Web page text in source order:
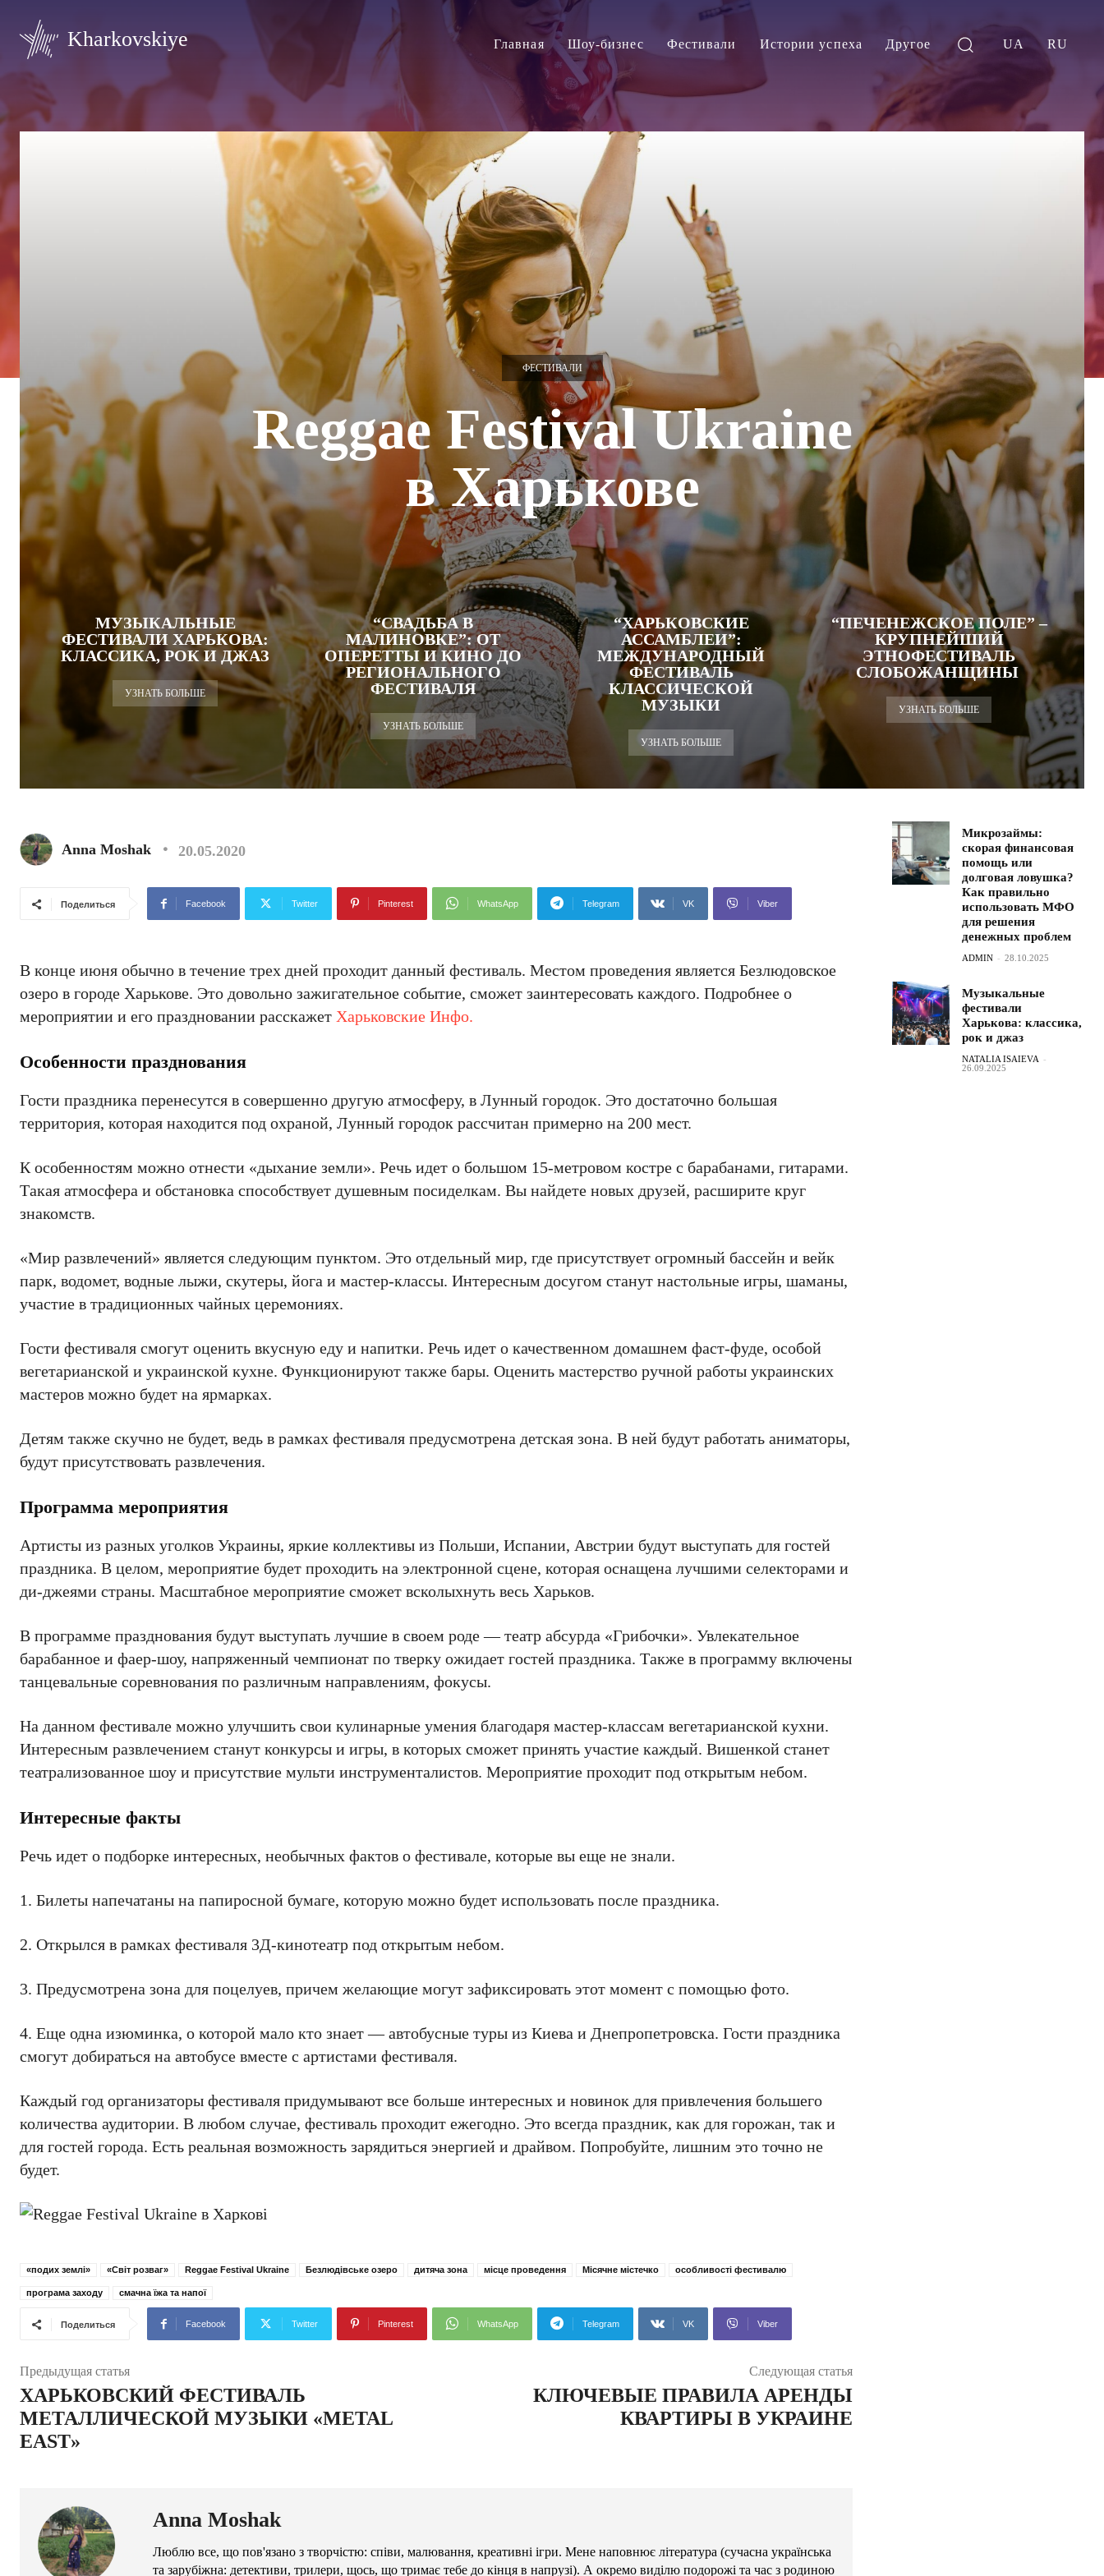
Kharkovskiye Главная Шоу-бизнес Фестивали Истории успеха Другое UA RU
ФЕСТИВАЛИ
Reggae Festival Ukraine
в Харькове
МУЗЫКАЛЬНЫЕ
ФЕСТИВАЛИ ХАРЬКОВА:
КЛАССИКА, РОК И ДЖАЗ
УЗНАТЬ БОЛЬШЕ
“СВАДЬБА В
МАЛИНОВКЕ”: ОТ
ОПЕРЕТТЫ И КИНО ДО
РЕГИОНАЛЬНОГО
ФЕСТИВАЛЯ
УЗНАТЬ БОЛЬШЕ
“ХАРЬКОВСКИЕ
АССАМБЛЕИ”:
МЕЖДУНАРОДНЫЙ
ФЕСТИВАЛЬ
КЛАССИЧЕСКОЙ
МУЗЫКИ
УЗНАТЬ БОЛЬШЕ
“ПЕЧЕНЕЖСКОЕ ПОЛЕ” –
КРУПНЕЙШИЙ
ЭТНОФЕСТИВАЛЬ
СЛОБОЖАНЩИНЫ
УЗНАТЬ БОЛЬШЕ
Anna Moshak 20.05.2020
Поделиться Facebook Twitter Pinterest WhatsApp Telegram VK Viber
В конце июня обычно в течение трех дней проходит данный фестиваль. Местом проведения является Безлюдовское
озеро в городе Харькове. Это довольно зажигательное событие, сможет заинтересовать каждого. Подробнее о
мероприятии и его праздновании расскажет Харьковские Инфо.
Особенности празднования
Гости праздника перенесутся в совершенно другую атмосферу, в Лунный городок. Это достаточно большая
территория, которая находится под охраной, Лунный городок рассчитан примерно на 200 мест.
К особенностям можно отнести «дыхание земли». Речь идет о большом 15-метровом костре с барабанами, гитарами.
Такая атмосфера и обстановка способствует душевным посиделкам. Вы найдете новых друзей, расширите круг
знакомств.
«Мир развлечений» является следующим пунктом. Это отдельный мир, где присутствует огромный бассейн и вейк
парк, водомет, водные лыжи, скутеры, йога и мастер-классы. Интересным досугом станут настольные игры, шаманы,
участие в традиционных чайных церемониях.
Гости фестиваля смогут оценить вкусную еду и напитки. Речь идет о качественном домашнем фаст-фуде, особой
вегетарианской и украинской кухне. Функционируют также бары. Оценить мастерство ручной работы украинских
мастеров можно будет на ярмарках.
Детям также скучно не будет, ведь в рамках фестиваля предусмотрена детская зона. В ней будут работать аниматоры,
будут присутствовать развлечения.
Программа мероприятия
Артисты из разных уголков Украины, яркие коллективы из Польши, Испании, Австрии будут выступать для гостей
праздника. В целом, мероприятие будет проходить на электронной сцене, которая оснащена лучшими селекторами и
ди-джеями страны. Масштабное мероприятие сможет всколыхнуть весь Харьков.
В программе празднования будут выступать лучшие в своем роде — театр абсурда «Грибочки». Увлекательное
барабанное и фаер-шоу, напряженный чемпионат по тверку ожидает гостей праздника. Также в программу включены
танцевальные соревнования по различным направлениям, фокусы.
На данном фестивале можно улучшить свои кулинарные умения благодаря мастер-классам вегетарианской кухни.
Интересным развлечением станут конкурсы и игры, в которых сможет принять участие каждый. Вишенкой станет
театрализованное шоу и присутствие мульти инструменталистов. Мероприятие проходит под открытым небом.
Интересные факты
Речь идет о подборке интересных, необычных фактов о фестивале, которые вы еще не знали.
1. Билеты напечатаны на папиросной бумаге, которую можно будет использовать после праздника.
2. Открылся в рамках фестиваля 3Д-кинотеатр под открытым небом.
3. Предусмотрена зона для поцелуев, причем желающие могут зафиксировать этот момент с помощью фото.
4. Еще одна изюминка, о которой мало кто знает — автобусные туры из Киева и Днепропетровска. Гости праздника
смогут добираться на автобусе вместе с артистами фестиваля.
Каждый год организаторы фестиваля придумывают все больше интересных и новинок для привлечения большего
количества аудитории. В любом случае, фестиваль проходит ежегодно. Это всегда праздник, как для горожан, так и
для гостей города. Есть реальная возможность зарядиться энергией и драйвом. Попробуйте, лишним это точно не
будет.
«подих землі» «Світ розваг» Reggae Festival Ukraine Безлюдівське озеро дитяча зона місце проведення Місячне містечко особливості фестивалю
програма заходу смачна їжа та напої
Поделиться Facebook Twitter Pinterest WhatsApp Telegram VK Viber
Предыдущая статья
ХАРЬКОВСКИЙ ФЕСТИВАЛЬ
МЕТАЛЛИЧЕСКОЙ МУЗЫКИ «METAL
EAST»
Следующая статья
КЛЮЧЕВЫЕ ПРАВИЛА АРЕНДЫ
КВАРТИРЫ В УКРАИНЕ
Anna Moshak
Люблю все, що пов'язано з творчістю: співи, малювання, креативні ігри. Мене наповнює література (сучасна українська
та зарубіжна: детективи, трилери, щось, що тримає тебе до кінця в напрузі). А окремо виділю подорожі та час з родиною
Микрозаймы:
скорая финансовая
помощь или
долговая ловушка?
Как правильно
использовать МФО
для решения
денежных проблем
ADMIN - 28.10.2025
Музыкальные
фестивали
Харькова: классика,
рок и джаз
NATALIA ISAIEVA -
26.09.2025